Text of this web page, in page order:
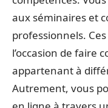
aux séminaires et
professionnels.
l’occasion de faire
appartenant à
Autrement, vous